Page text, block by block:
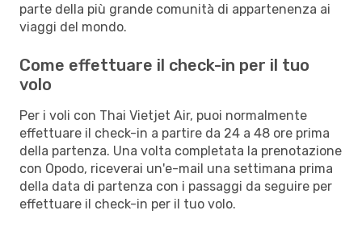
parte della più grande comunità di appartenenza ai
viaggi del mondo.
Come effettuare il check-in per il tuo
volo
Per i voli con Thai Vietjet Air, puoi normalmente
effettuare il check-in a partire da 24 a 48 ore prima
della partenza. Una volta completata la prenotazione
con Opodo, riceverai un'e-mail una settimana prima
della data di partenza con i passaggi da seguire per
effettuare il check-in per il tuo volo.